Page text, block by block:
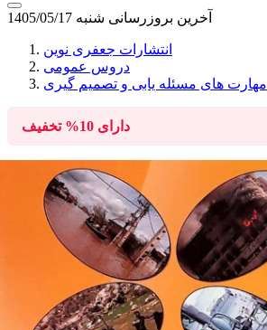
آخرین بروزرسانی شنبه 1405/05/17
انتشارات جعفری نوین
دروس عمومی
مهارت های مسئله یابی و تصمیم گیری
دارای 10% تخفیف